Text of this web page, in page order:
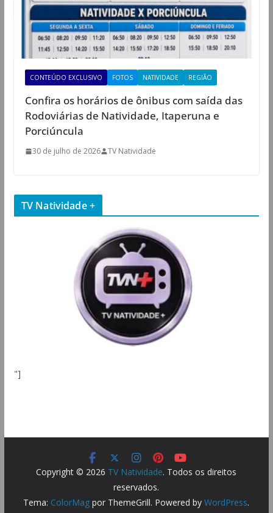
CONTEÚDO EXCLUSIVO FOTOS NATIVIDADE REGIÃO
Confira os horários de ônibus com saída das
Rodoviárias de Natividade, Itaperuna e
Porciúncula
30 de julho de 2026 TV Natividade
TV Natividade +
"]
Copyright © 2026 TV Natividade. Todos os direitos
reservados.
Tema: ColorMag por ThemeGrill. Powered byWordPress.